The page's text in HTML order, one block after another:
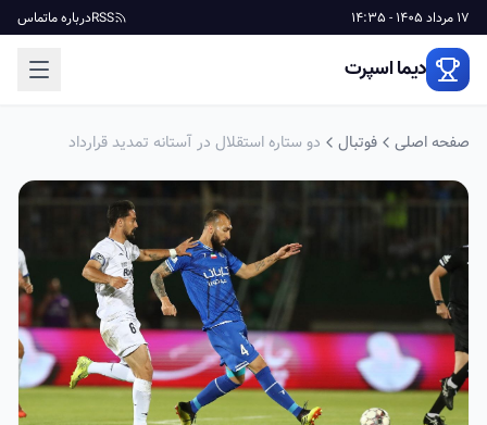
17 مرداد 1405 - 14:35 RSSدرباره ماتماس
دیما اسپرت
صفحه اصلی فوتبال دو ستاره استقلال در آستانه تمدید قرارداد